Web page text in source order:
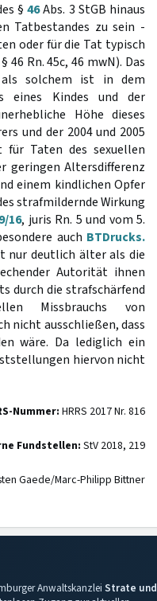
§46Abs. 3 StGB hinaus
Tatbestandes zu sein -
oder für die Tat typisch
Rn. 45c, 46 mwN). Das
als solchem ist in dem
eines Kindes und der
Höhe dieses
und der 2004 und 2005
für Taten des sexuellen
geringen Altersdifferenz
einem kindlichen Opfer
strafmildernde Wirkung
16, juris Rn. 5 und vom 5.
auch BTDrucks.
nur deutlich älter als die
Autorität ihnen
durch die strafschärfend
Missbrauchs von
nicht ausschließen, dass
wäre. Da lediglich ein
hiervon nicht
Nummer: HRRS 2017 Nr. 816
Fundstellen: StV 2018, 219
Gaede/Marc-Philipp Bittner
Anwaltskanzlei Strate und